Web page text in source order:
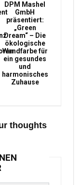
DPM Mashel
GmbH
präsentiert:
„Green
Dream“ – Die
ökologische
Wandfarbe für
ein gesundes
und
harmonisches
Zuhause
thoughts